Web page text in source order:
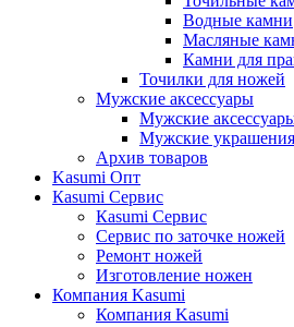
Водные камни
Масляные
Камни для
Точилки для ножей
Мужские аксессуары
Мужские
Мужские украшения
Архив товаров
Kasumi Опт
Кasumi Сервис
Кasumi Сервис
Сервис по заточке ножей
Ремонт ножей
Изготовление ножен
Компания Kasumi
Компания Kasumi